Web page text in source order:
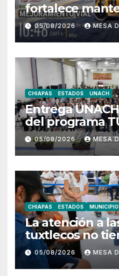
fortalece
con trabajos de
distintos
municipio
05/08/2026 MESA
CHIAPAS ESTADOS UNACH
Entrega
del programa
129 egresados
05/08/2026 MESA
CHIAPAS ESTADOS
La atención a
tuxtlecos no
Angel Torres
05/08/2026 MESA